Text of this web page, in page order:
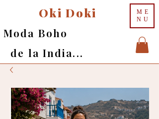
ME
NU
Oki Doki
Moda Boho
de la India...